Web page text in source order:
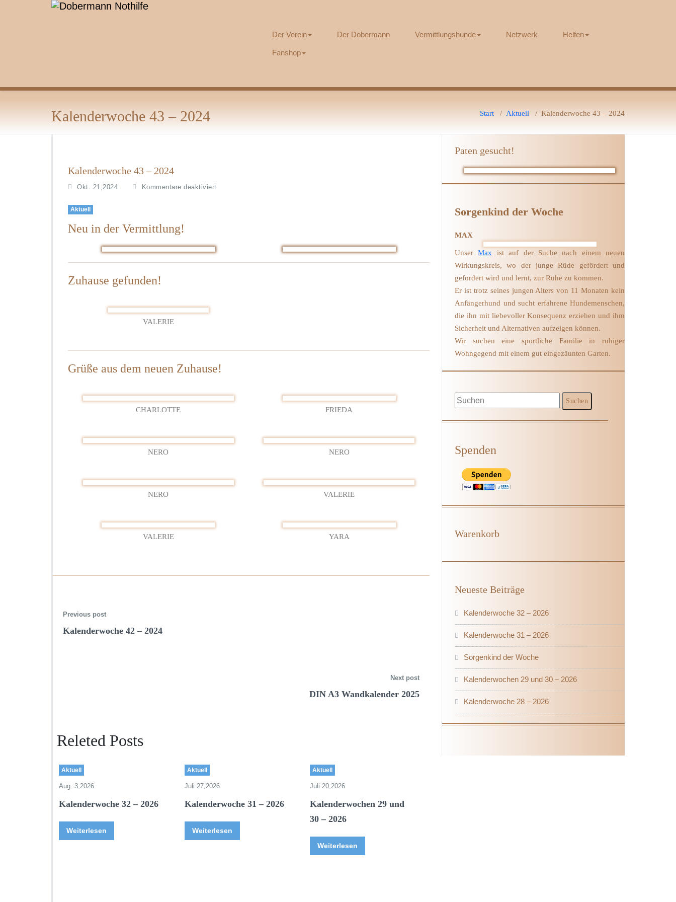
Der Verein Der Dobermann Vermittlungshunde Netzwerk Helfen
Fanshop
Kalenderwoche 43 – 2024 Start / Aktuell / Kalenderwoche 43 – 2024
Kalenderwoche 43 – 2024
Okt. 21,2024 Kommentare deaktiviert
Aktuell
Neu in der Vermittlung!
Zuhause gefunden!
VALERIE
Grüße aus dem neuen Zuhause!
CHARLOTTE FRIEDA
NERO NERO
NERO VALERIE
VALERIE YARA
Previous post
Kalenderwoche 42 – 2024
Next post
DIN A3 Wandkalender 2025
Releted Posts
Aktuell
Aug. 3,2026
Kalenderwoche 32 – 2026
Weiterlesen
Aktuell
Juli 27,2026
Kalenderwoche 31 – 2026
Weiterlesen
Aktuell
Juli 20,2026
Kalenderwochen 29 und
30 – 2026
Weiterlesen
Paten gesucht!
Sorgenkind der Woche
MAX
UnserMax ist auf der Suche nach einem neuen
Wirkungskreis, wo der junge Rüde gefördert und
gefordert wird und lernt, zur Ruhe zu kommen.
Er ist trotz seines jungen Alters von 11 Monaten kein
Anfängerhund und sucht erfahrene Hundemenschen,
die ihn mit liebevoller Konsequenz erziehen und ihm
Sicherheit und Alternativen aufzeigen können.
Wir suchen eine sportliche Familie in ruhiger
Wohngegend mit einem gut eingezäunten Garten.
Spenden
Warenkorb
Neueste Beiträge
Kalenderwoche 32 – 2026
Kalenderwoche 31 – 2026
Sorgenkind der Woche
Kalenderwochen 29 und 30 – 2026
Kalenderwoche 28 – 2026